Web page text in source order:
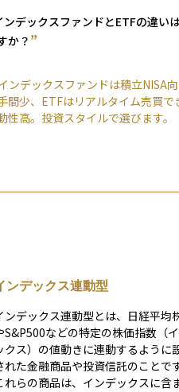
ンデックスファンドとETFの違い
か？ ”
ンデックスファンドは積立NISA
間少、ETFはリアルタイム売買で
性高。投資スタイルで選びます。
ンデックス連動型
ンデックス連動型とは、日経平均
S&P500などの特定の株価指数（
クス）の値動きに連動するように
れた金融商品や投資信託のことです
れらの商品は、インデックスに含